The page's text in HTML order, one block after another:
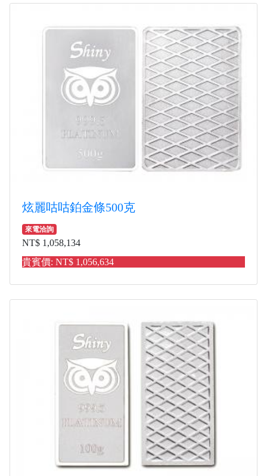
炫麗咕咕鉑金條500克
來電洽詢
NT$ 1,058,134
貴賓價: NT$ 1,056,634